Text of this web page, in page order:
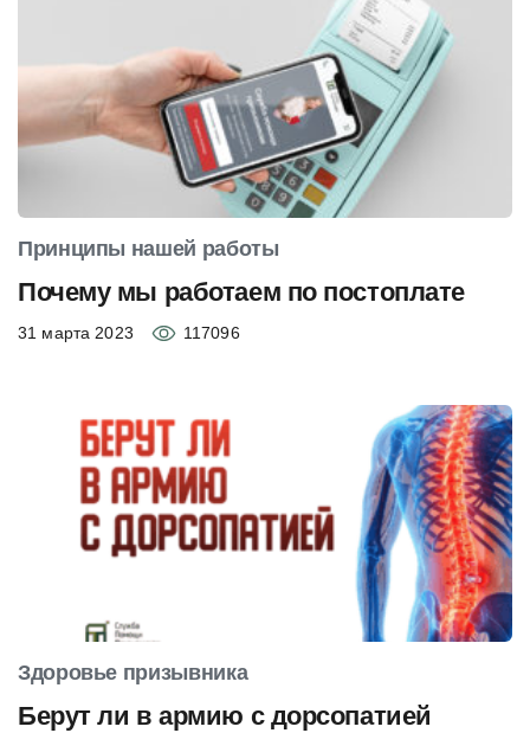
Принципы нашей работы
Почему мы работаем по постоплате
31 марта 2023 117096
Здоровье призывника
Берут ли в армию с дорсопатией